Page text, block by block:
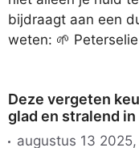
bijdraagt aan een
weten: 🌱
Deze vergeten
glad en stralend in
augustus 13